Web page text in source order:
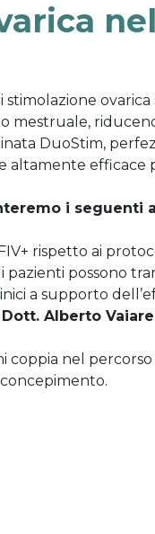
stimolazione
mestruale,
DuoStim,
altamente
i seguenti
rispetto ai
possono
a supporto
Dott. Alberto
nel